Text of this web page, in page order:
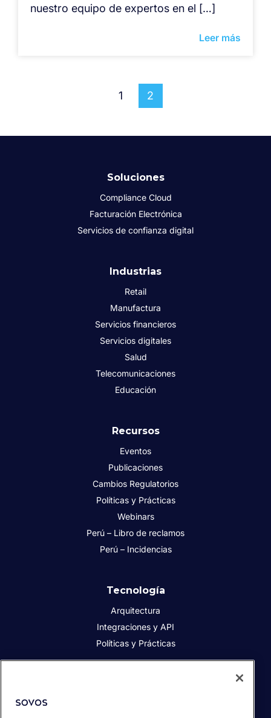
nuestro equipo de expertos en el […]
Leer más
1 2
Soluciones
Compliance Cloud
Facturación Electrónica
Servicios de confianza digital
Industrias
Retail
Manufactura
Servicios financieros
Servicios digitales
Salud
Telecomunicaciones
Educación
Recursos
Eventos
Publicaciones
Cambios Regulatorios
Políticas y Prácticas
Webinars
Perú – Libro de reclamos
Perú – Incidencias
Tecnología
Arquitectura
Integraciones y API
Políticas y Prácticas